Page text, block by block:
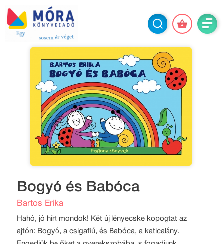
Bogyó és Babóca
Bartos Erika
Hahó, jó hírt mondok! Két új lényecske kopogtat az
ajtón: Bogyó, a csigafiú, és Babóca, a katicalány.